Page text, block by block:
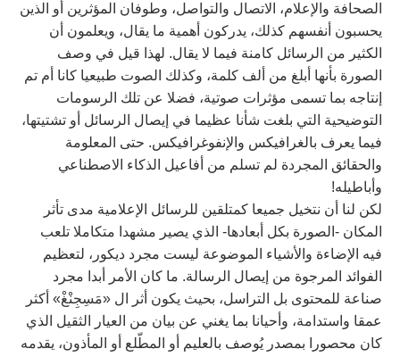
الصحافة والإعلام، الاتصال والتواصل، وطوفان المؤثرين أو الذين
يحسبون أنفسهم كذلك، يدركون أهمية ما يقال، ويعلمون أن
الكثير من الرسائل كامنة فيما لا يقال. لهذا قيل في وصف
الصورة بأنها أبلغ من ألف كلمة، وكذلك الصوت طبيعيا كانا أم تم
إنتاجه بما تسمى مؤثرات صوتية، فضلا عن تلك الرسومات
التوضيحية التي بلغت شأنا عظيما في إيصال الرسائل أو تشتيتها،
فيما يعرف بالغرافيكس والإنفوغرافيكس. حتى المعلومة
والحقائق المجردة لم تسلم من أفاعيل الذكاء الاصطناعي
وأباطيله!
لكن لنا أن نتخيل جميعا كمتلقين للرسائل الإعلامية مدى تأثر
المكان -الصورة بكل أبعادها- الذي يصير مشهدا متكاملا تلعب
فيه الإضاءة والأشياء الموضوعة ليست مجرد ديكور، لتعظيم
الفوائد المرجوة من إيصال الرسالة. ما كان الأمر أبدا مجرد
صناعة للمحتوى بل التراسل، بحيث يكون أثر ال «مَسِجِنْغْ» أكثر
عمقا واستدامة، وأحيانا بما يغني عن بيان من العيار الثقيل الذي
كان محصورا بمصدر يُوصف بالعليم أو المطّلع أو المأذون، يقدمه